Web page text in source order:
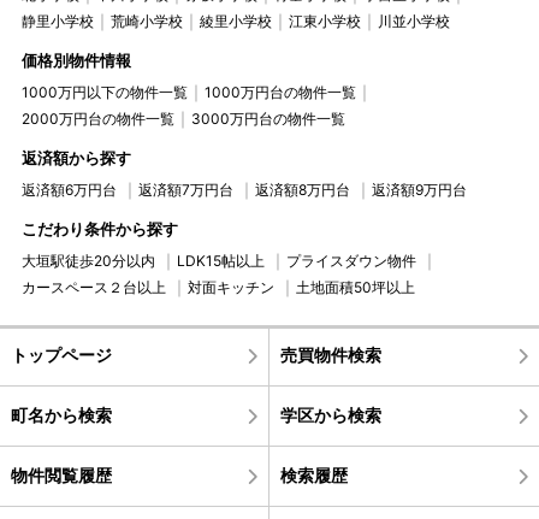
静里小学校
荒崎小学校 綾里小学校 江東小学校 川並小学校
価格別物件情報
1000万円以下の物件一覧
1000万円台の物件一覧
2000万円台の物件一覧
3000万円台の物件一覧
返済額から探す
返済額6万円台 返済額7万円台 返済額8万円台 返済額9万円台
こだわり条件から探す
大垣駅徒歩20分以内 LDK15帖以上
プライスダウン物件
カースペース２台以上
対面キッチン 土地面積50坪以上
トップページ 売買物件検索
町名から検索 学区から検索
物件閲覧履歴 検索履歴